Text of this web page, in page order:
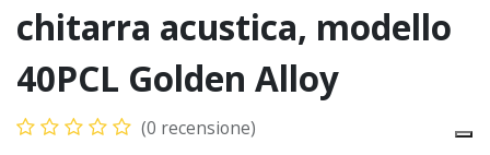
chitarra acustica, modello
40PCL Golden Alloy
(0 recensione)